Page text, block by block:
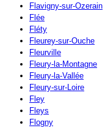
Flavigny-sur-Ozerain
Flée
Fléty
Fleurey-sur-Ouche
Fleurville
Fleury-la-Montagne
Fleury-la-Vallée
Fleury-sur-Loire
Fley
Fleys
Flogny